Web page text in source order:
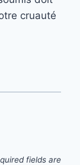
cruauté
fields are